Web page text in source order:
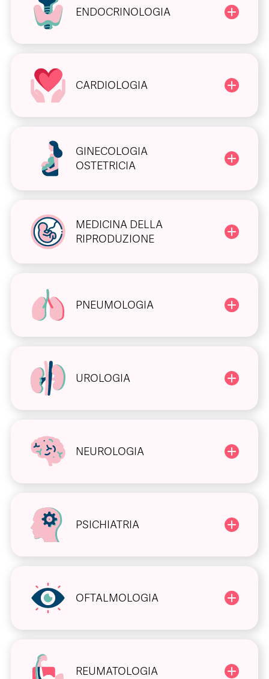
ENDOCRINOLOGIA
CARDIOLOGIA
GINECOLOGIA
OSTETRICIA
MEDICINA DELLA
RIPRODUZIONE
PNEUMOLOGIA
UROLOGIA
NEUROLOGIA
PSICHIATRIA
OFTALMOLOGIA
REUMATOLOGIA